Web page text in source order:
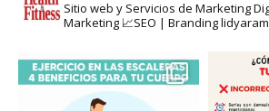
Sitio web y Servicios de Marketing
Marketing 📈SEO | Branding